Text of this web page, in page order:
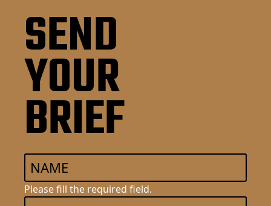
SEND
YOUR
BRIEF
Please fill the required field.